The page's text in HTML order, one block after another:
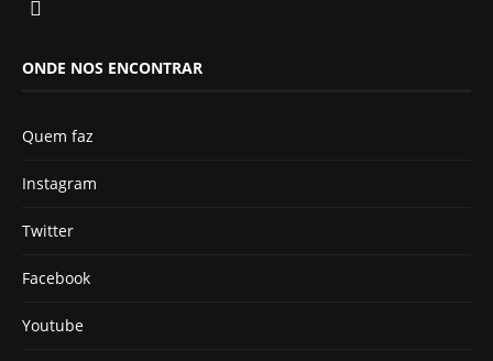
ONDE NOS ENCONTRAR
Quem faz
Instagram
Twitter
Facebook
Youtube